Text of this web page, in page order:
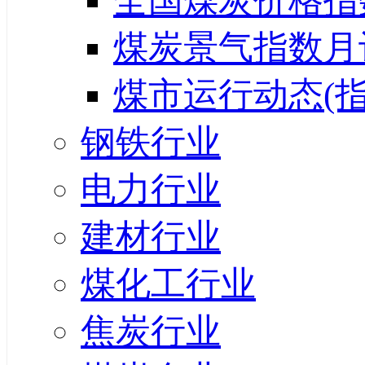
煤炭景气指数
煤市运行动态(
钢铁行业
电力行业
建材行业
煤化工行业
焦炭行业